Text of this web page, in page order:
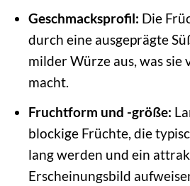
Geschmacksprofil: Die
durch eine ausgeprägte
milder Würze aus, was sie
macht.
Fruchtform und -größe:
blockige Früchte, die
lang werden und ein
Erscheinungsbild